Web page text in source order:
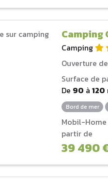
Camping
Camping
Ouverture
Surface de
De 90 à120
Bord de mer
Mobil-Home
partir de
39 490